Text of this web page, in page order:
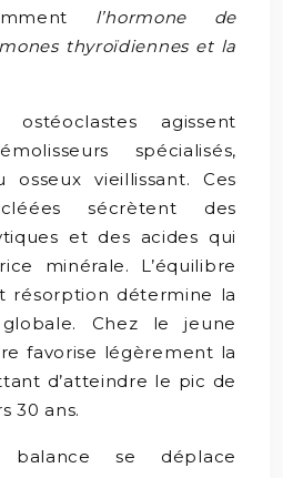
l’hormone de
thyroïdiennes et la
agissent
spécialisés,
osseux vieillissant. Ces
sécrètent des
et des acides qui
minérale. L’équilibre
résorption détermine la
Chez le jeune
favorise légèrement la
d’atteindre le pic de
30 ans.
se déplace